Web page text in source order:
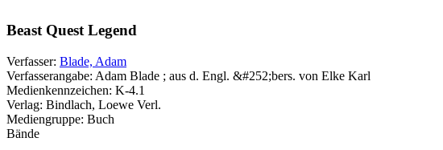
Beast Quest Legend
Verfasser: Blade, Adam
Verfasserangabe: Adam Blade ; aus d. Engl. &#252;bers. von Elke Karl
Medienkennzeichen: K-4.1
Verlag: Bindlach, Loewe Verl.
Mediengruppe: Buch
Bände